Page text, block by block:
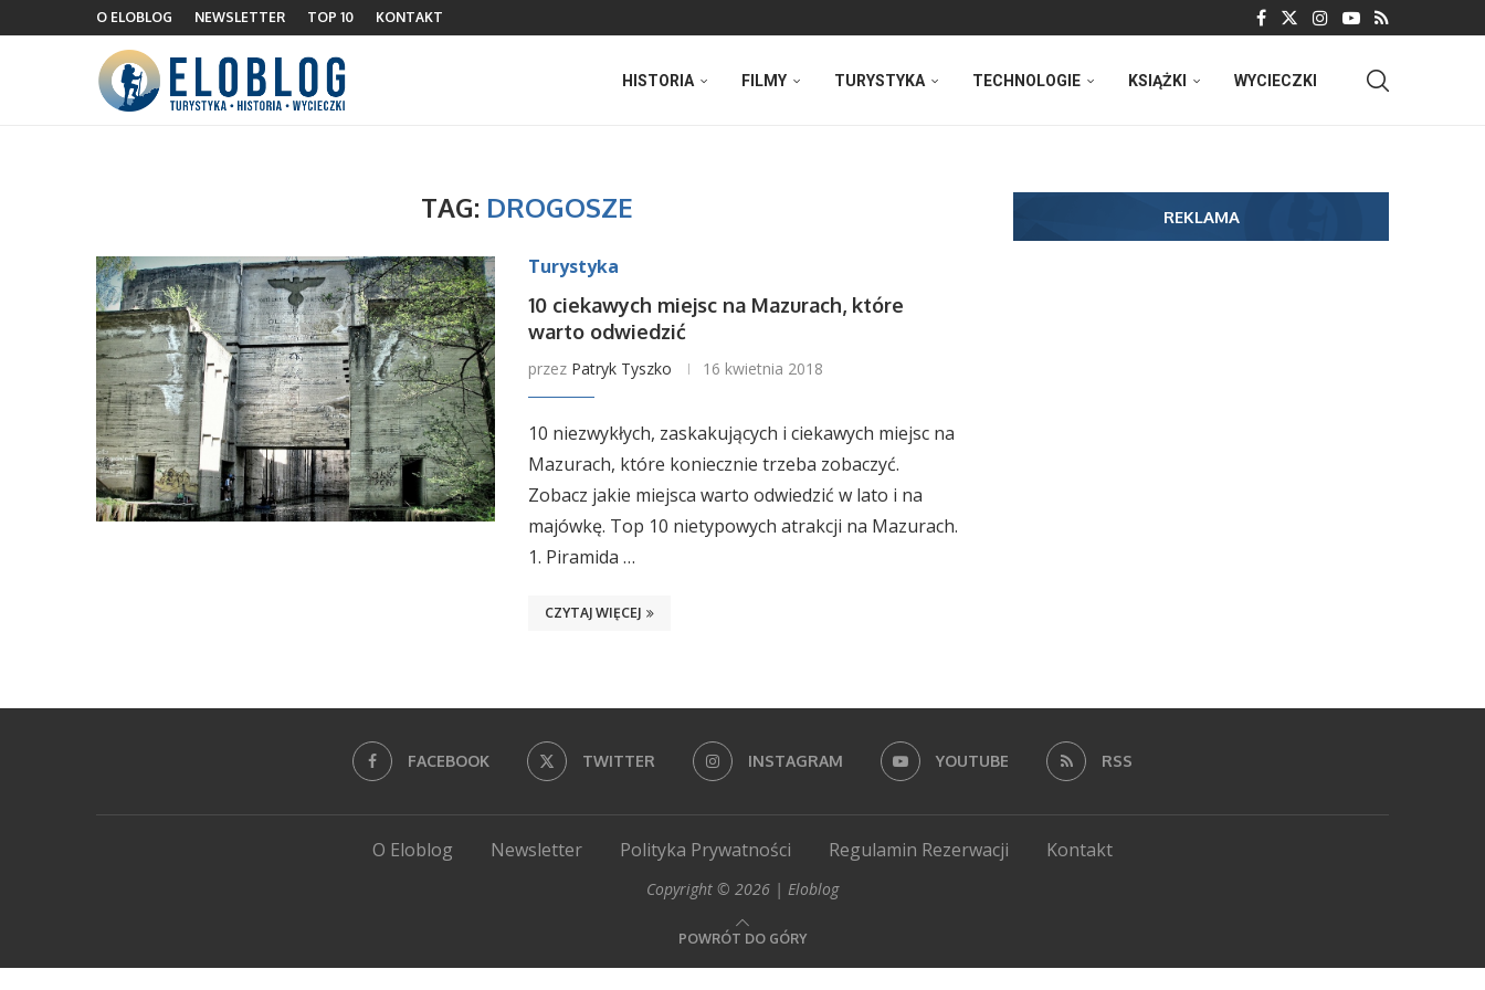
O ELOBLOG NEWSLETTER TOP 10 KONTAKT
HISTORIA FILMY TURYSTYKA TECHNOLOGIE KSIĄŻKI WYCIECZKI
TAG: DROGOSZE
Turystyka
10 ciekawych miejsc na Mazurach, które
warto odwiedzić
przez Patryk Tyszko 16 kwietnia 2018
10 niezwykłych, zaskakujących i ciekawych miejsc na
Mazurach, które koniecznie trzeba zobaczyć.
Zobacz jakie miejsca warto odwiedzić w lato i na
majówkę. Top 10 nietypowych atrakcji na Mazurach.
1. Piramida …
CZYTAJ WIĘCEJ
REKLAMA
FACEBOOK TWITTER INSTAGRAM YOUTUBE RSS
O Eloblog Newsletter Polityka Prywatności Regulamin Rezerwacji Kontakt
Copyright © 2026 | Eloblog
POWRÓT DO GÓRY